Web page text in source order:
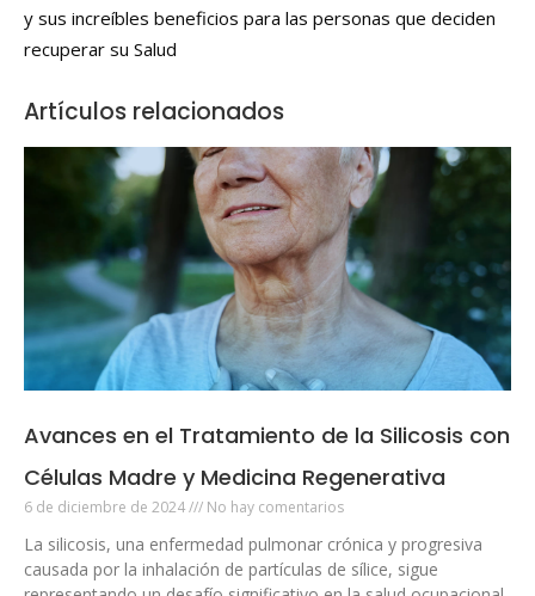
y sus increíbles beneficios para las personas que deciden
recuperar su Salud
Artículos relacionados
Avances en el Tratamiento de la Silicosis con
Células Madre y Medicina Regenerativa
6 de diciembre de 2024 No hay comentarios
La silicosis, una enfermedad pulmonar crónica y progresiva
causada por la inhalación de partículas de sílice, sigue